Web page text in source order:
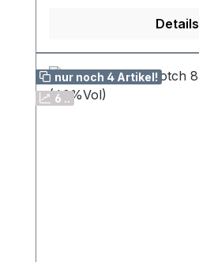
Details
nur noch 4 Artikel!
6 ..